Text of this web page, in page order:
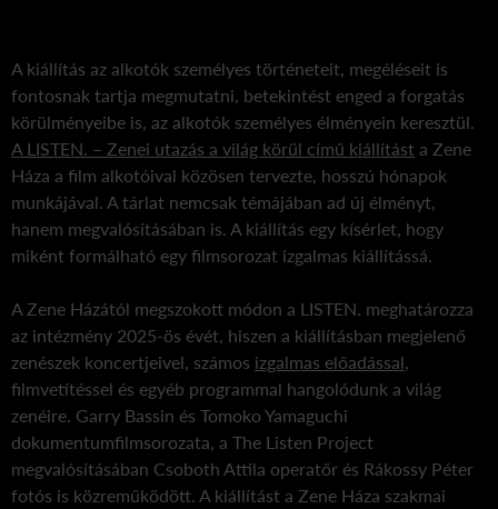
A kiállítás az alkotók személyes történeteit, megéléseit is
fontosnak tartja megmutatni, betekintést enged a forgatás
körülményeibe is, az alkotók személyes élményein keresztül.
A LISTEN. – Zenei utazás a világ körül című kiállítást a Zene
Háza a film alkotóival közösen tervezte, hosszú hónapok
munkájával. A tárlat nemcsak témájában ad új élményt,
hanem megvalósításában is. A kiállítás egy kísérlet, hogy
miként formálható egy filmsorozat izgalmas kiállítássá.
A Zene Házától megszokott módon a LISTEN. meghatározza
az intézmény 2025-ös évét, hiszen a kiállításban megjelenő
zenészek koncertjeivel, számos izgalmas előadással
filmvetítéssel és egyéb programmal hangolódunk a világ
zenéire. Garry Bassin és Tomoko Yamaguchi
dokumentumfilmsorozata, a The Listen Project
megvalósításában Csoboth Attila operatőr és Rákossy Péter
fotós is közreműködött. A kiállítást a Zene Háza szakmai